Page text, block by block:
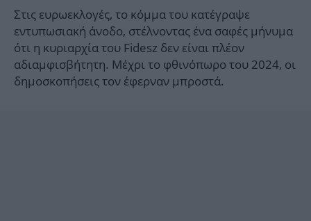
Στις ευρωεκλογές, το κόμμα του κατέγραψε
εντυπωσιακή άνοδο, στέλνοντας ένα σαφές μήνυμα
ότι η κυριαρχία του Fidesz δεν είναι πλέον
αδιαμφισβήτητη. Μέχρι το φθινόπωρο του 2024, οι
δημοσκοπήσεις τον έφερναν μπροστά.